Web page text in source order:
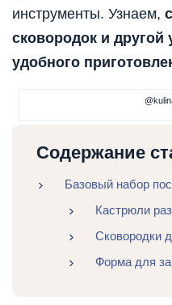
инструменты. Узнаем,
сковородок и
удобного
Содержание
Базовый набор
Кастрюли
Сковородки
Форма для